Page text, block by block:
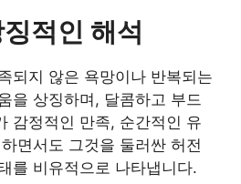
적인 해석
되지 않은 욕망이나 반복되는
을 상징하며, 달콤하고 부드
감정적인 만족, 순간적인 유
면서도 그것을 둘러싼 허전
를 비유적으로 나타냅니다.